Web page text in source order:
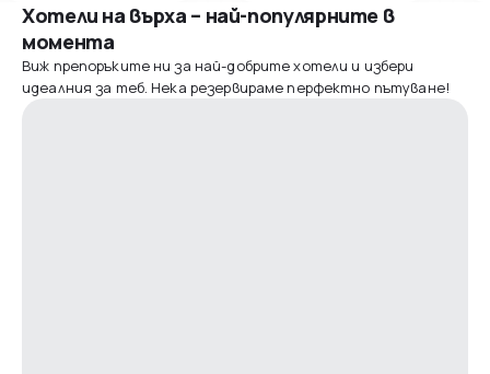
Хотели на върха – най-популярните в
момента
Виж препоръките ни за най-добрите хотели и избери
идеалния за теб. Нека резервираме перфектно пътуване!